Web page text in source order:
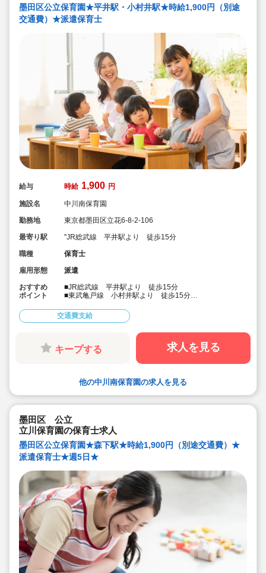
墨田区公立保育園★平井駅・小村井駅★時給1,900円（別途
交通費）★派遣保育士
給与 時給 1,900 円
施設名
中川南保育園
勤務地
東京都墨田区立花6-8-2-106
最寄り駅
"JR総武線 平井駅より 徒歩15分
職種
保育士
雇用形態
派遣
おすすめ
ポイント
■JR総武線 平井駅より 徒歩15分
■東武亀戸線 小村井駅より 徒歩15分
■1ヶ月概算29万円以上！
■人気の公立保育園求人です！
■会員制福利厚生サービスあり！
交通費支給
キープする 求人を見る
他の中川南保育園の求人を見る
墨田区 公立
立川保育園の保育士求人
墨田区公立保育園★森下駅★時給1,900円（別途交通費）★
派遣保育士★週5日★